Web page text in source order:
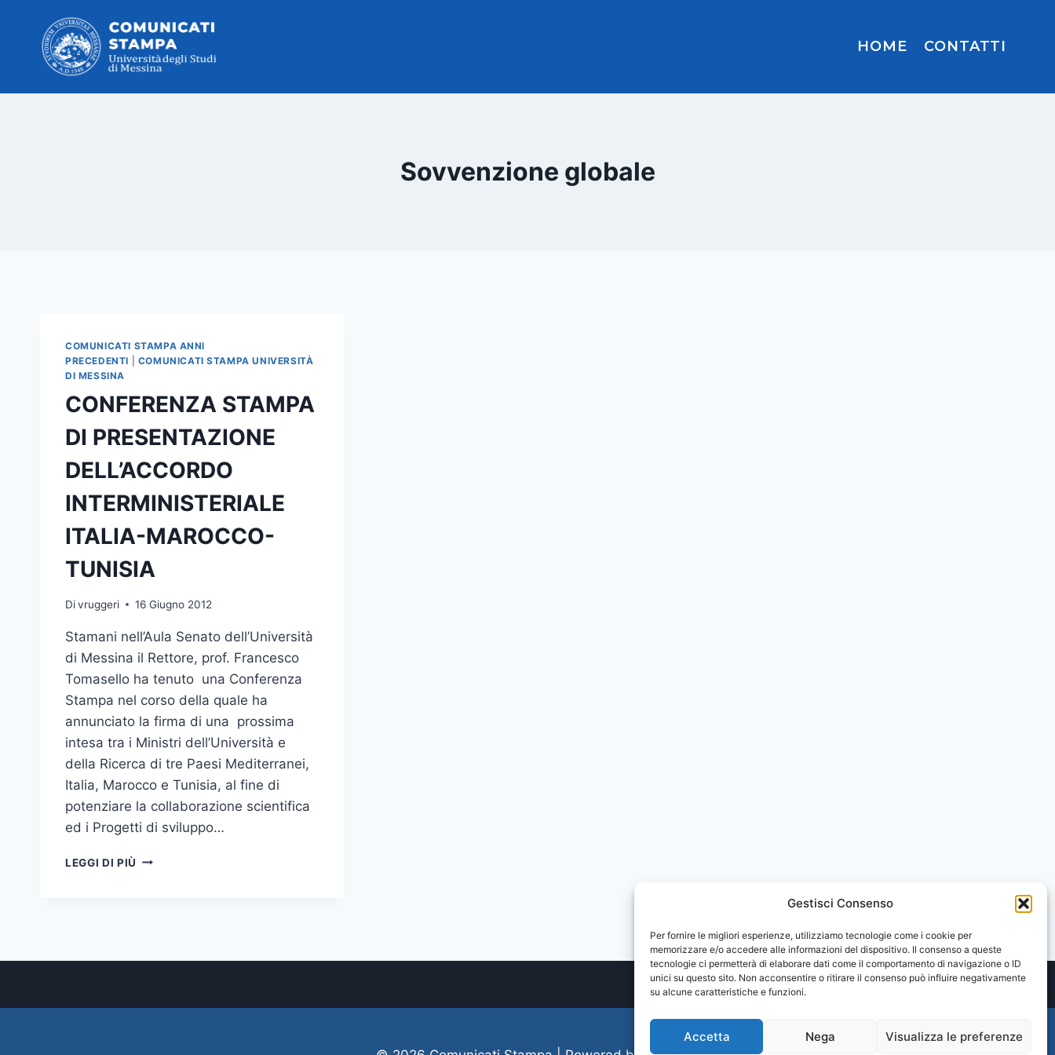
Gestisci Consenso
Per fornire le migliori esperienze, utilizziamo tecnologie come i cookie per
memorizzare e/o accedere alle informazioni del dispositivo. Il consenso a queste
tecnologie ci permetterà di elaborare dati come il comportamento di navigazione o ID
unici su questo sito. Non acconsentire o ritirare il consenso può influire negativamente
su alcune caratteristiche e funzioni.
Accetta Nega Visualizza le preferenze
contenuto
HOME CONTATTI
Sovvenzione globale
COMUNICATI STAMPA ANNI
PRECEDENTI
COMUNICATI STAMPA UNIVERSITÀ
DI MESSINA
CONFERENZA STAMPA
DI PRESENTAZIONE
DELL’ACCORDO
INTERMINISTERIALE
ITALIA-MAROCCO-
TUNISIA
Divruggeri 16 Giugno 2012
Stamani nell’Aula Senato dell’Università
di Messina il Rettore, prof. Francesco
Tomasello ha tenuto una Conferenza
Stampa nel corso della quale ha
annunciato la firma di una prossima
intesa tra i Ministri dell’Università e
della Ricerca di tre Paesi Mediterranei,
Italia, Marocco e Tunisia, al fine di
potenziare la collaborazione scientifica
ed i Progetti di sviluppo…
LEGGI DI PIÙ CONFERENZA